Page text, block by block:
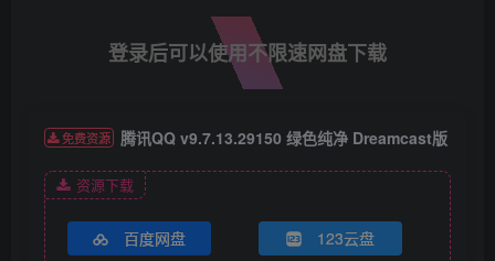
登录后可以使用不限速网盘下载
免费资源 腾讯QQ v9.7.13.29150 绿色纯净 Dreamcast版
资源下载
百度网盘 123云盘